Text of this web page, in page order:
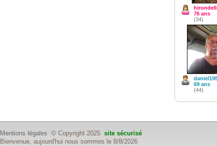
76 ans
(34)
69 ans
(44)
Mentions légales © Copyright 2025 site sécurisé
Bienvenue, aujourd'hui nous sommes le 8/8/2026